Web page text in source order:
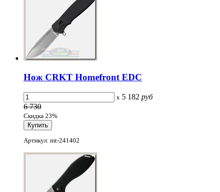
Нож CRKT Homefront EDC
x 5 182 руб
6 730
Скидка 23%
Артикул: mt-241402